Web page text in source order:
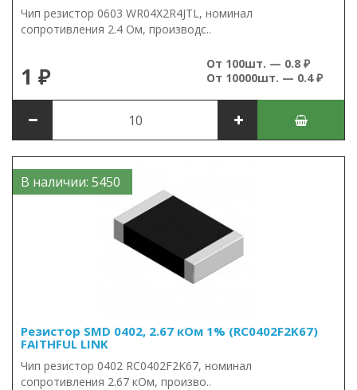
Чип резистор 0603 WR04X2R4JTL, номинал
сопротивления 2.4 Ом, производс..
1 ₽
От 100шт. — 0.8 ₽
От 10000шт. — 0.4 ₽
В наличии: 5450
Резистор SMD 0402, 2.67 кОм 1% (RC0402F2K67)
FAITHFUL LINK
Чип резистор 0402 RC0402F2K67, номинал
сопротивления 2.67 кОм, произво..